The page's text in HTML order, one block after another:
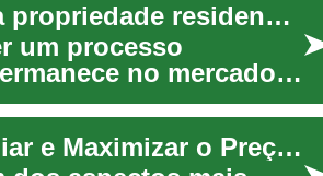
Guia para reativar a venda de sua propriedade residencial
um processo
no mercado
Valor da Propriedade: Como Avaliar e Maximizar o Preço da Sua Casa